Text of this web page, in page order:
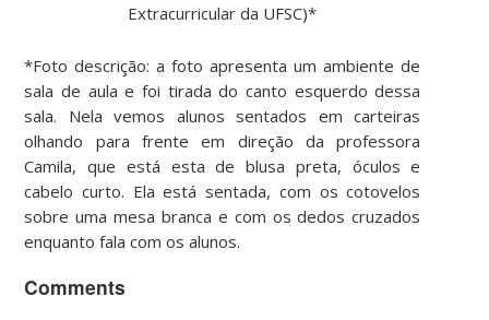
Extracurricular da UFSC)*
*Foto descrição: a foto apresenta um ambiente de
sala de aula e foi tirada do canto esquerdo dessa
sala. Nela vemos alunos sentados em carteiras
olhando para frente em direção da professora
Camila, que está esta de blusa preta, óculos e
cabelo curto. Ela está sentada, com os cotovelos
sobre uma mesa branca e com os dedos cruzados
enquanto fala com os alunos.
Comments